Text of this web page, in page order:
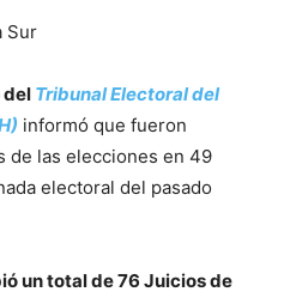
Sur
del Tribunal Electoral del
informó que fueron
de las elecciones en 49
electoral del pasado
un total de 76 Juicios de